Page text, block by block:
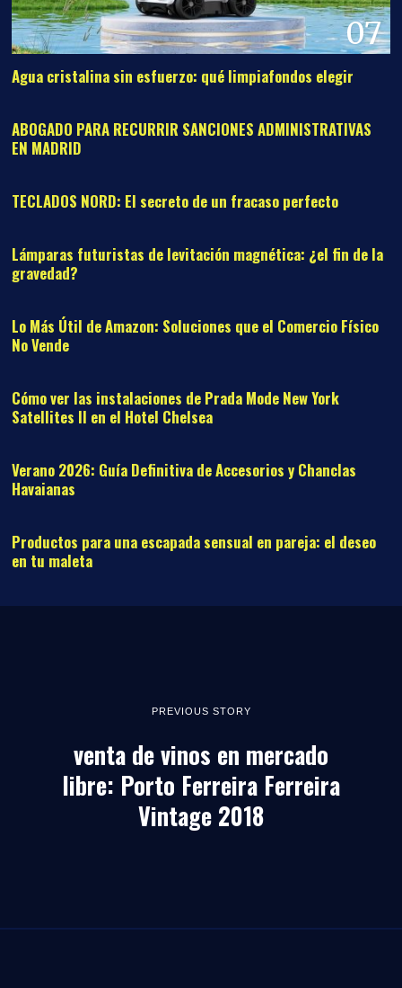
07
Agua cristalina sin esfuerzo: qué limpiafondos elegir08
ABOGADO PARA RECURRIR SANCIONES ADMINISTRATIVAS
EN MADRID
TECLADOS NORD: El secreto de un fracaso perfecto
Lámparas futuristas de levitación magnética: ¿el fin de la
gravedad?
Lo Más Útil de Amazon: Soluciones que el Comercio Físico
No Vende
Cómo ver las instalaciones de Prada Mode New York
Satellites II en el Hotel Chelsea
Verano 2026: Guía Definitiva de Accesorios y Chanclas
Havaianas
Productos para una escapada sensual en pareja: el deseo
en tu maleta
PREVIOUS STORY
venta de vinos en mercado
libre: Porto Ferreira Ferreira
Vintage 2018